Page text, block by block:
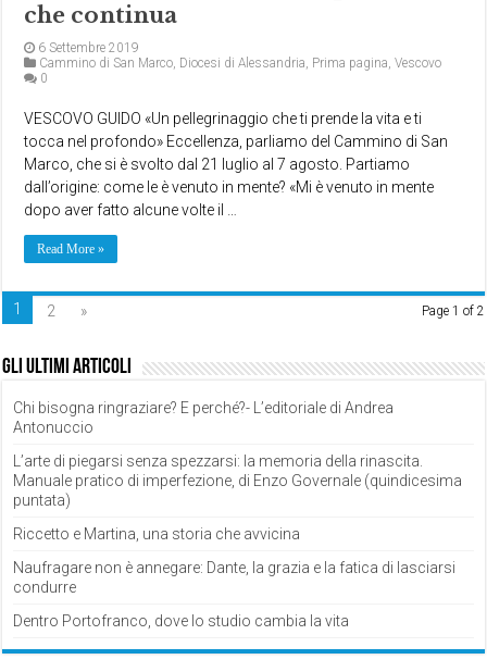
che continua
6 Settembre 2019
Cammino di San Marco, Diocesi di Alessandria, Prima pagina,Vescovo
0
VESCOVO GUIDO «Un pellegrinaggio che ti prende la vita e ti
tocca nel profondo» Eccellenza, parliamo del Cammino di San
Marco, che si è svolto dal 21 luglio al 7 agosto. Partiamo
dall’origine: come le è venuto in mente? «Mi è venuto in mente
dopo aver fatto alcune volte il …
Read More »
Page 1 of 2
1 2 »
Gli ultimi articoli
Chi bisogna ringraziare? E perché?- L’editoriale di Andrea
Antonuccio
L’arte di piegarsi senza spezzarsi: la memoria della rinascita.
Manuale pratico di imperfezione, di Enzo Governale (quindicesima
puntata)
Riccetto e Martina, una storia che avvicina
Naufragare non è annegare: Dante, la grazia e la fatica di lasciarsi
condurre
Dentro Portofranco, dove lo studio cambia la vita